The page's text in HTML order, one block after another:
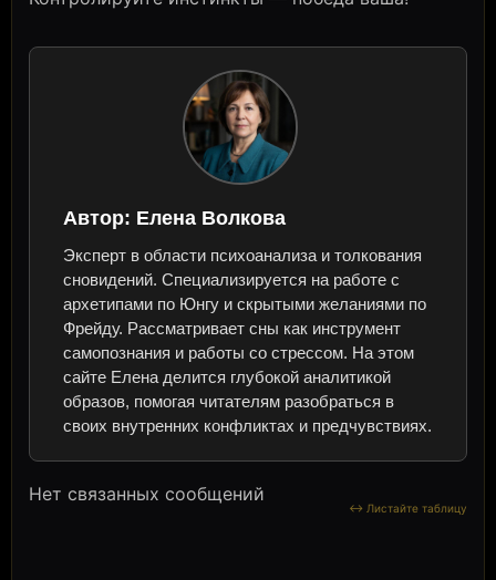
Автор: Елена Волкова
Эксперт в области психоанализа и толкования
сновидений. Специализируется на работе с
архетипами по Юнгу и скрытыми желаниями по
Фрейду. Рассматривает сны как инструмент
самопознания и работы со стрессом. На этом
сайте Елена делится глубокой аналитикой
образов, помогая читателям разобраться в
своих внутренних конфликтах и предчувствиях.
Нет связанных сообщений